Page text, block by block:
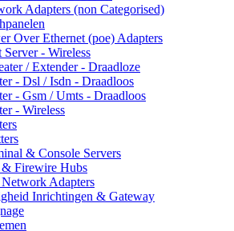
Adapters (non Categorised)
Over Ethernet (poe) Adapters
Server - Wireless
/ Extender - Draadloze
- Dsl / Isdn - Draadloos
- Gsm / Umts - Draadloos
- Wireless
& Console Servers
Firewire Hubs
Adapters
Inrichtingen & Gateway